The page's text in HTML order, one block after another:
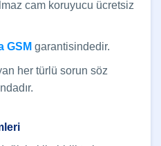
cam koruyucu ücretsiz
GSM garantisindedir.
her türlü sorun söz